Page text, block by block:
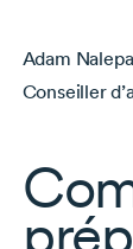
Adam Nalepa
Conseiller